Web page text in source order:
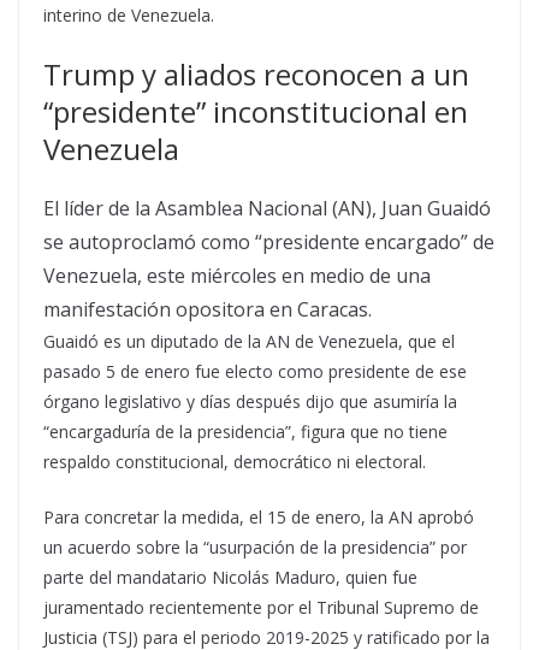
interino de Venezuela.
Trump y aliados reconocen a un
“presidente” inconstitucional en
Venezuela
El líder de la Asamblea Nacional (AN), Juan Guaidó
se autoproclamó como “presidente encargado” de
Venezuela, este miércoles en medio de una
manifestación opositora en Caracas.
Guaidó es un diputado de la AN de Venezuela, que el
pasado 5 de enero fue electo como presidente de ese
órgano legislativo y días después dijo que asumiría la
“encargaduría de la presidencia”, figura que no tiene
respaldo constitucional, democrático ni electoral.
Para concretar la medida, el 15 de enero, la AN aprobó
un acuerdo sobre la “usurpación de la presidencia” por
parte del mandatario Nicolás Maduro, quien fue
juramentado recientemente por el Tribunal Supremo de
Justicia (TSJ) para el periodo 2019-2025 y ratificado por la